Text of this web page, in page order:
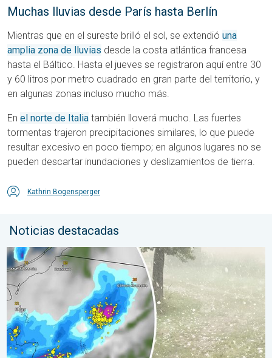
Muchas lluvias desde París hasta Berlín
Mientras que en el sureste brilló el sol, se extendió una
amplia zona de lluvias desde la costa atlántica francesa
hasta el Báltico. Hasta el jueves se registraron aquí entre 30
y 60 litros por metro cuadrado en gran parte del territorio, y
en algunas zonas incluso mucho más.
En el norte de Italia también lloverá mucho. Las fuertes
tormentas trajeron precipitaciones similares, lo que puede
resultar excesivo en poco tiempo; en algunos lugares no se
pueden descartar inundaciones y deslizamientos de tierra.
Kathrin Bogensperger
Noticias destacadas
Granizo gigante en Polonia. Tormentas severas. . . sábado, 8